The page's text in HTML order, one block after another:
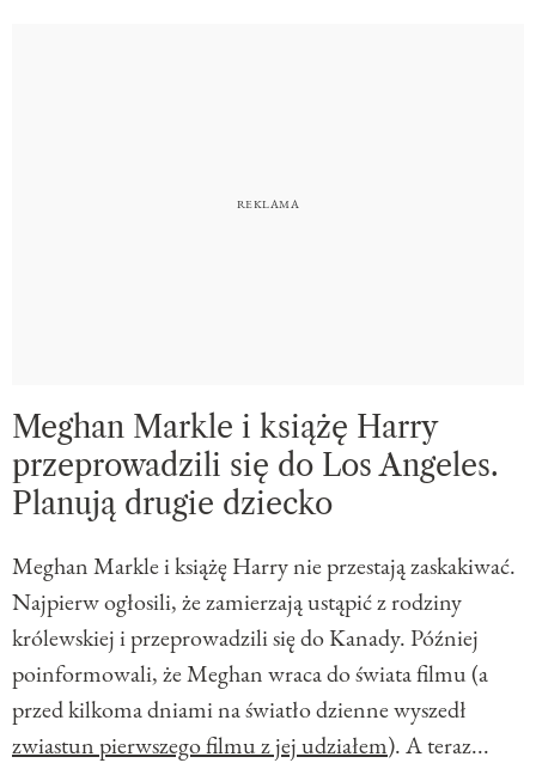
Meghan Markle i książę Harry
przeprowadzili się do Los Angeles.
Planują drugie dziecko
Meghan Markle i książę Harry nie przestają zaskakiwać.
Najpierw ogłosili, że zamierzają ustąpić z rodziny
królewskiej i przeprowadzili się do Kanady. Później
poinformowali, że Meghan wraca do świata filmu (a
przed kilkoma dniami na światło dzienne wyszedł
zwiastun pierwszego filmu z jej udziałem). A teraz...